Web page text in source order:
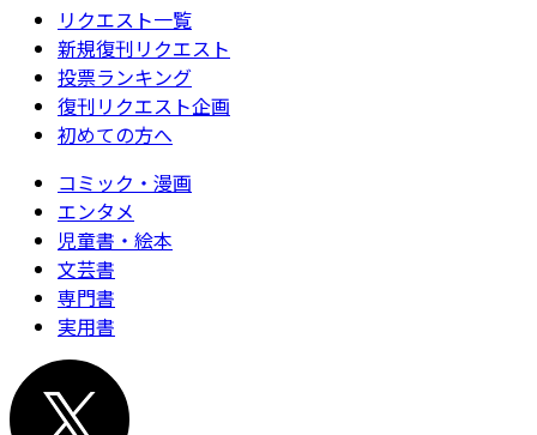
リクエスト一覧
新規復刊リクエスト
投票ランキング
復刊リクエスト企画
初めての方へ
コミック・漫画
エンタメ
児童書・絵本
文芸書
専門書
実用書